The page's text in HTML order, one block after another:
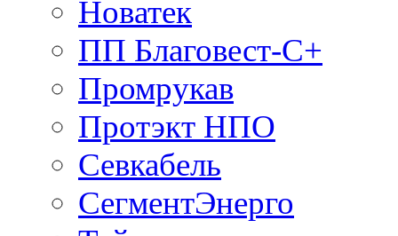
Новатек
ПП Благовест-С+
Промрукав
Протэкт НПО
Севкабель
СегментЭнерго